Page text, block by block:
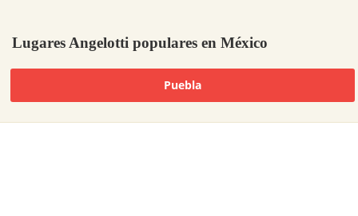
Lugares Angelotti populares en México
Puebla